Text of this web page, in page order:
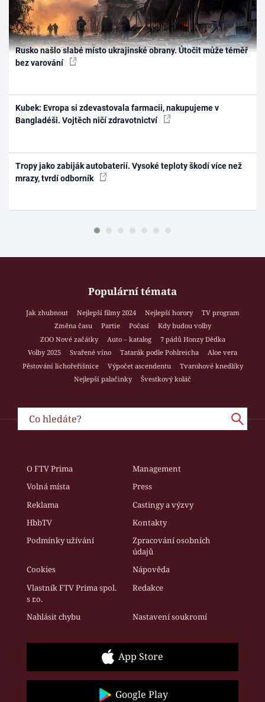
Rusko našlo slabé místo ukrajinské obrany. Útočit může téměř
bez varování
Kubek: Evropa si zdevastovala farmacii, nakupujeme v
Bangladéši. Vojtěch ničí zdravotnictví
Tropy jako zabiják autobaterií. Vysoké teploty škodí více než
mrazy, tvrdí odborník
Populární témata
Jak zhubnout Nejlepší filmy 2024 Nejlepší horory
TV program
Změna času
Partie Počasí
Kdy budou volby
ZOO Nové začátky
Auto – katalog
7 pádů Honzy Dědka
Volby 2025
Svařené víno Tatarák podle Pohlreicha
Aloe vera
Pěstování lichořeřišnice
Výpočet ascendentu
Tvarohové knedlíky
Nejlepší palačinky
Švestkový koláč
O FTV Prima
Management
Volná místa
Press
Reklama
Castingy a výzvy
HbbTV
Kontakty
Podmínky užívání
Zpracování osobních
údajů
Cookies
Nápověda
Vlastník FTV Prima spol.
s r.o.
Redakce
Nahlásit chybu Nastavení soukromí
App Store
Google Play